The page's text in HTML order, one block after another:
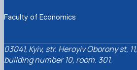
Faculty of Economics
03041, Kyiv, str. Heroyiv Oborony st, 11,
building number 10, room. 301.